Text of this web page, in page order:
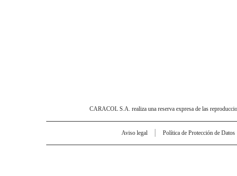
CARACOL S.A. realiza una reserva expresa de las
Aviso legal Política de Protección de Datos